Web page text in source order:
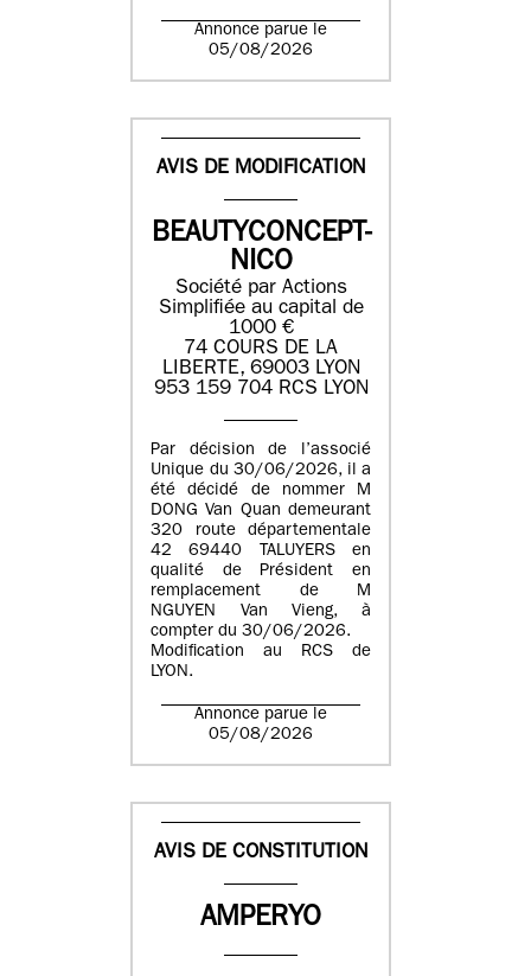
Annonce parue le
05/08/2026
AVIS DE MODIFICATION
BEAUTYCONCEPT-
NICO
Société par Actions
Simplifiée au capital de
1000 €
74 COURS DE LA
LIBERTE, 69003 LYON
953 159 704 RCS LYON
Par décision de l’associé
Unique du 30/06/2026, il a
été décidé de nommer M
DONG Van Quan demeurant
320 route départementale
42 69440 TALUYERS en
qualité de Président en
remplacement de M
NGUYEN Van Vieng, à
compter du 30/06/2026.
Modification au RCS de
LYON.
Annonce parue le
05/08/2026
AVIS DE CONSTITUTION
AMPERYO